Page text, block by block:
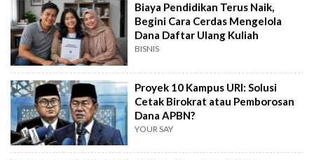
Biaya Pendidikan Terus Naik,
Begini Cara Cerdas Mengelola
Dana Daftar Ulang Kuliah
BISNIS
Proyek 10 Kampus URI: Solusi
Cetak Birokrat atau Pemborosan
Dana APBN?
YOUR SAY